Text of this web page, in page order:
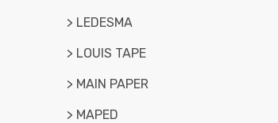
> LEDESMA
> LOUIS TAPE
> MAIN PAPER
> MAPED